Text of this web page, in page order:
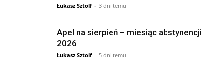
Łukasz Sztolf - 3 dni temu
Apel na sierpień – miesiąc abstynencji
2026
Łukasz Sztolf - 5 dni temu